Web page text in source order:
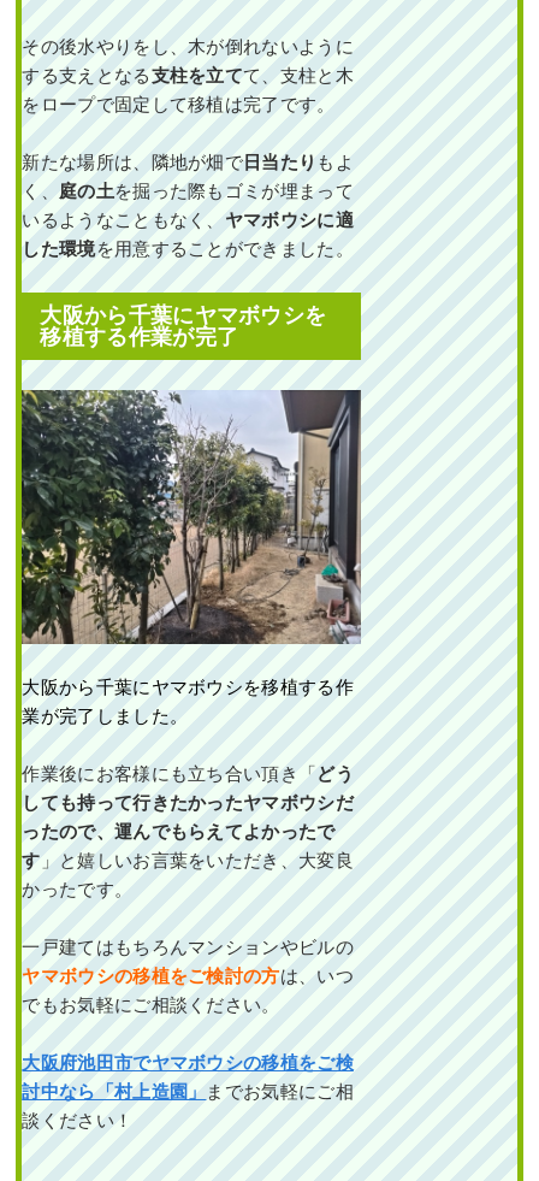
その後水やりをし、木が倒れないように
する支えとなる支柱を立てて、支柱と木
をロープで固定して移植は完了です。
新たな場所は、隣地が畑で 日当たり もよ
く、 庭の土を掘った際もゴミが埋まって
いるようなこともなく、 ヤマボウシに適
した環境を用意することができました。
大阪から千葉にヤマボウシを
移植する作業が完了
大阪から千葉にヤマボウシを移植する作
業が完了しました。
作業後にお客様にも立ち合い頂き「どう
しても持って行きたかったヤマボウシだ
ったので、運んでもらえてよかったで
す 」と嬉しいお言葉をいただき、大変良
かったです。
一戸建てはもちろんマンションやビルの
ヤマボウシの移植をご検討の方は、いつ
でもお気軽にご相談ください。
大阪府池田市でヤマボウシの移植をご検
討中なら「村上造園」
までお気軽にご相
談ください！